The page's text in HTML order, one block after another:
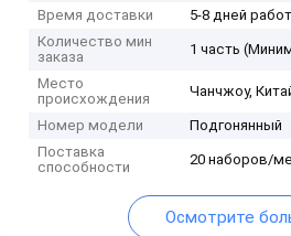
Время доставки
5-8 дней
Количество мин
заказа
1 часть
Место
происхождения
Чанчжоу,
Номер модели
Подгонянный
Поставка
способности
20 наборов/
Осмотрите